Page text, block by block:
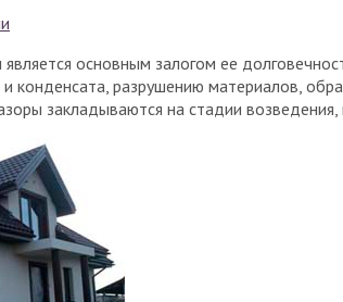
основным залогом ее
конденсата, разрушению материалов,
закладываются на стадии